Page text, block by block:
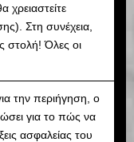
χρειαστείτε
Στη συνέχεια,
στολή! Όλες οι
την περιήγηση, ο
για το πώς να
ασφαλείας του